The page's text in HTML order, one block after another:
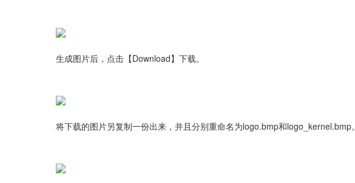
生成图片后，点击【Download】下载。
将下载的图片另复制一份出来，并且分别重命名为logo.bmp和logo_kernel.bmp。